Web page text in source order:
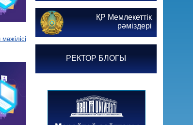
ҚР Мемлекеттік
рәміздері
РЕКТОР БЛОГЫ